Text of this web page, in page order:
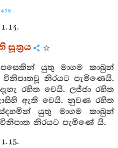
459
14.
සූත්‍රය
යුතු මාගම කාබුන්
නිරයට පැමිණෙයි.
රහිත වෙයි. ලජ්ජා රහිත
ඇති වෙයි. නුවණ රහිත
යුතු මාගම කාබුන්
නිරයට පැමිණේ යි.
15.